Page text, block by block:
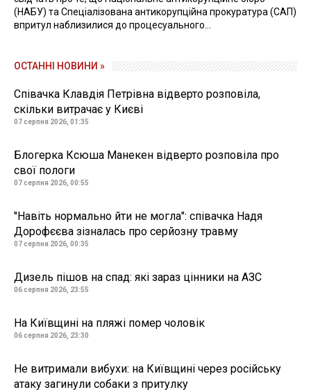
(НАБУ) та Спеціалізована антикорупційна прокуратура (САП)
впритул наблизилися до процесуального...
ОСТАННІ НОВИНИ »
Співачка Клавдія Петрівна відверто розповіла,
скільки витрачає у Києві
07 серпня 2026, 01:35
Блогерка Ксюша Манекен відверто розповіла про
свої пологи
07 серпня 2026, 00:55
"Навіть нормально йти не могла": співачка Надя
Дорофєєва зізналась про серйозну травму
07 серпня 2026, 00:35
Дизель пішов на спад: які зараз цінники на АЗС
06 серпня 2026, 23:55
На Київщині на пляжі помер чоловік
06 серпня 2026, 23:30
Не витримали вибухи: на Київщині через російську
атаку загинули собаки з притулку